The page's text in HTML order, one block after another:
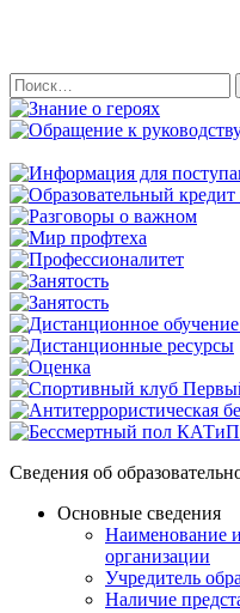
Найти:
Сведения об
Основные сведения
Наименование и
организации
Учредитель
Наличие